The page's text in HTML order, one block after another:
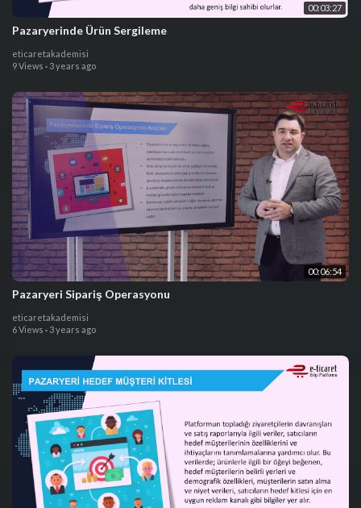
00:03:27
Pazaryerinde Ürün Sergileme
eticaretakademisi
9 Views · 3 years ago
00:06:54
Pazaryeri Sipariş Operasyonu
eticaretakademisi
6 Views · 3 years ago